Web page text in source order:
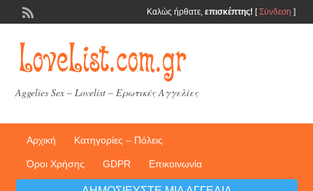
Καλώς ήρθατε, επισκέπτης! [Σύνδεση ]
Aggelies Sex – Lovelist – Ερωτικές Αγγελίες
Αρχική Κατηγορίες – Πόλεις
Όροι Χρήσης GDPR Επικοινωνία